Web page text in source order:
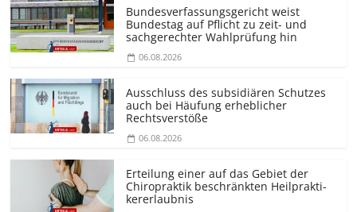
Bundesver­fassungsgericht weist
Bundestag auf Pflicht zu zeit- und
sachgerechter Wahlprüfung hin
06.08.2026
Ausschluss des subsidiären Schutzes
auch bei Häufung erheblicher
Rechtsverstöße
06.08.2026
Erteilung einer auf das Gebiet der
Chiropraktik beschränkten Heilprakti­
kererlaubnis